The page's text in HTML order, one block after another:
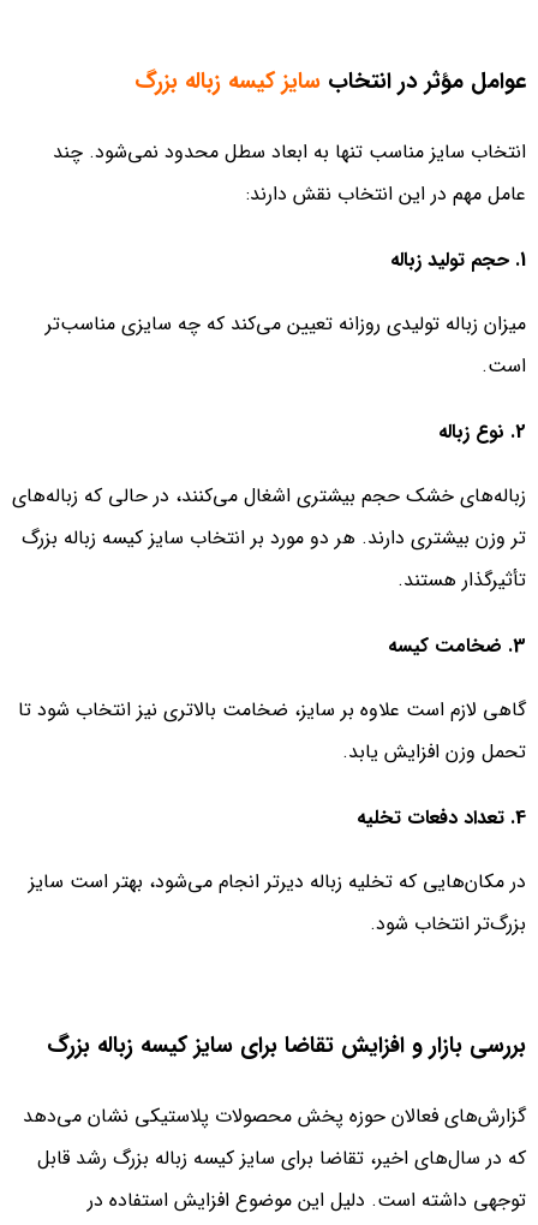
عوامل مؤثر در انتخاب سایز کیسه زباله بزرگ
انتخاب سایز مناسب تنها به ابعاد سطل محدود نمی‌شود. چند
عامل مهم در این انتخاب نقش دارند:
1. حجم تولید زباله
میزان زباله تولیدی روزانه تعیین می‌کند که چه سایزی مناسب‌تر
است.
2. نوع زباله
زباله‌های خشک حجم بیشتری اشغال می‌کنند، در حالی که زباله‌های
تر وزن بیشتری دارند. هر دو مورد بر انتخاب سایز کیسه زباله بزرگ
تأثیرگذار هستند.
3. ضخامت کیسه
گاهی لازم است علاوه بر سایز، ضخامت بالاتری نیز انتخاب شود تا
تحمل وزن افزایش یابد.
4. تعداد دفعات تخلیه
در مکان‌هایی که تخلیه زباله دیرتر انجام می‌شود، بهتر است سایز
بزرگ‌تر انتخاب شود.
بررسی بازار و افزایش تقاضا برای سایز کیسه زباله بزرگ
گزارش‌های فعالان حوزه پخش محصولات پلاستیکی نشان می‌دهد
که در سال‌های اخیر، تقاضا برای سایز کیسه زباله بزرگ رشد قابل
توجهی داشته است. دلیل این موضوع افزایش استفاده در